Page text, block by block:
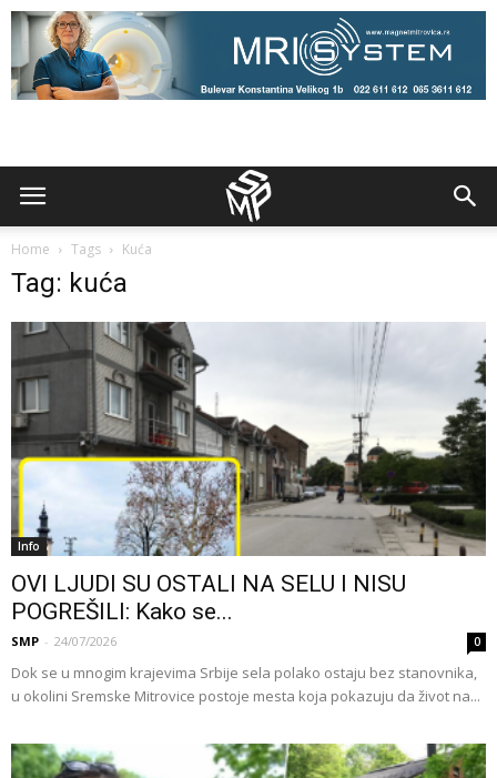
Home Tags Kuća
Tag: kuća
Info
OVI LJUDI SU OSTALI NA SELU I NISU
POGREŠILI: Kako se...
SMP - 24/07/2026 0
Dok se u mnogim krajevima Srbije sela polako ostaju bez stanovnika,
u okolini Sremske Mitrovice postoje mesta koja pokazuju da život na...